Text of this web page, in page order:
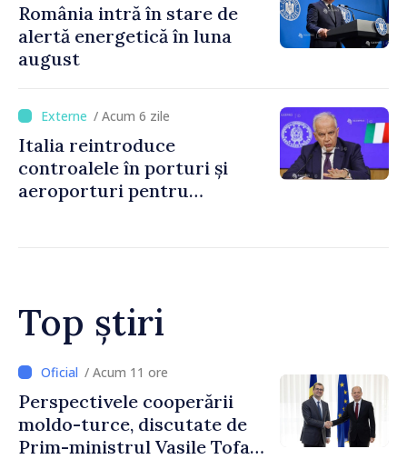
România intră în stare de
alertă energetică în luna
august
/ Acum 6 zile
Italia reintroduce
controalele în porturi și
aeroporturi pentru
Top știri
/ Acum 11 ore
Perspectivele cooperării
moldo-turce, discutate de
Prim-ministrul Vasile Tofan